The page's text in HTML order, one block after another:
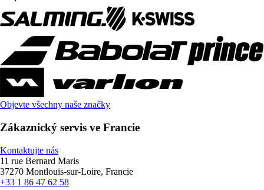
Objevte všechny naše značky
Zákaznický servis ve Francie
Kontaktujte nás
11 rue Bernard Maris
37270 Montlouis-sur-Loire, Francie
+33 1 86 47 62 58